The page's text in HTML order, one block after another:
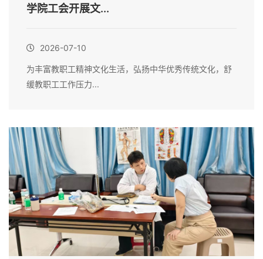
学院工会开展文...
2026-07-10
为丰富教职工精神文化生活，弘扬中华优秀传统文化，舒
缓教职工工作压力...